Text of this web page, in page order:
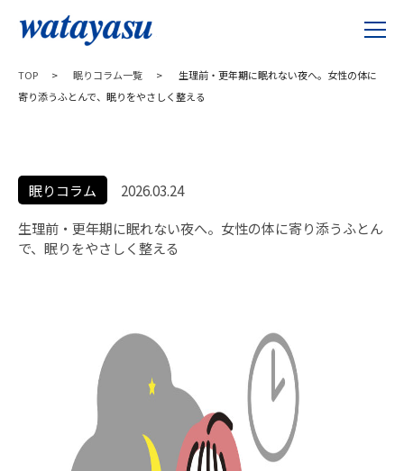
TOP > 眠りコラム一覧 >
生理前・更年期に眠れない夜へ。女性の体に
寄り添うふとんで、眠りをやさしく整える
眠りコラム
2026.03.24
生理前・更年期に眠れない夜へ。女性の体に寄り添うふとん
で、眠りをやさしく整える